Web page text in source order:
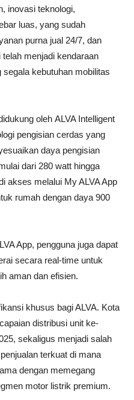
inovasi teknologi,
luas, yang sudah
purna jual 24/7, dan
menjadi kendaraan
kebutuhan mobilitas
oleh ALVA Intelligent
pengisian cerdas yang
daya pengisian
dari 280 watt hingga
akses melalui My ALVA App
rumah dengan daya 900
App, pengguna juga dapat
secara real-time untuk
aman dan efisien.
khusus bagi ALVA. Kota
distribusi unit ke-
sekaligus menjadi salah
terkuat di mana
dengan memegang
motor listrik premium.